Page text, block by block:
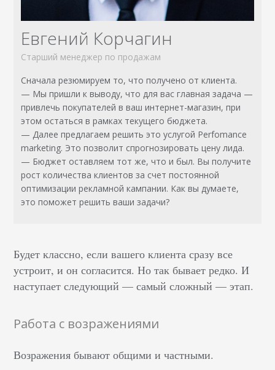
Евгений Корчагин
Старший менеджер по продажам
Сначала резюмируем то, что получено от клиента.
— Мы пришли к выводу, что для вас главная задача —
привлечь покупателей в ваш интернет-магазин, при
этом остаться в рамках текущего бюджета.
— Далее предлагаем решить это услугой Perfomance
marketing. Это позволит спрогнозировать цену лида.
— Бюджет оставляем тот же, что и был. Вы получите
рост количества клиентов за счет постоянной
оптимизации рекламной кампании. Как вы думаете,
это поможет решить ваши задачи?
Будет классно, если вашего клиента сразу все
устроит, и он согласится. Но так бывает редко. И
наступает следующий — самый сложный — этап.
Работа с возражениями
Возражения бывают общими и частными.